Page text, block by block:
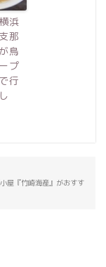
浜
那
鳥
プ
行
屋『竹崎海産』がおすす